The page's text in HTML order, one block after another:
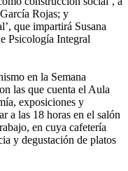
Rojas; y
que impartirá Susana
Psicología Integral
en la Semana
las que cuenta el Aula
exposiciones y
a las 18 horas en el salón
en cuya cafetería
y degustación de platos